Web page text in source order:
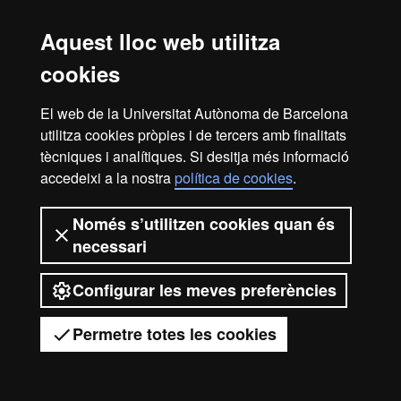
Aquest lloc web utilitza
cookies
El web de la Universitat Autònoma de Barcelona
utilitza cookies pròpies i de tercers amb finalitats
tècniques i analítiques. Si desitja més informació
accedeixi a la nostrapolítica de cookies.
Només s’utilitzen cookies quan és
necessari
Configurar les meves preferències
Permetre totes les cookies
Tens dubtes?